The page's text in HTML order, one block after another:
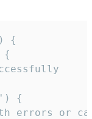
{
{
{
errors or